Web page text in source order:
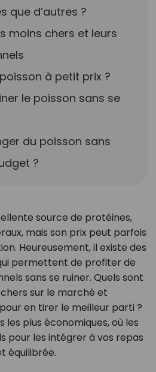
que d’autres ?
moins chers et leurs
à petit prix ?
le poisson sans se
du poisson sans
?
source de protéines,
mais son prix peut parfois
Heureusement, il existe des
permettent de profiter de
sans se ruiner. Quels sont
sur le marché et
en tirer le meilleur parti ?
les plus économiques, où les
pour les intégrer à vos repas
équilibrée.